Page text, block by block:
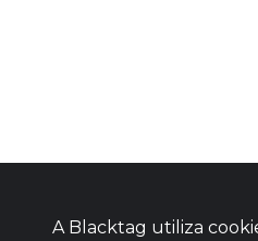
A Blacktag utiliza